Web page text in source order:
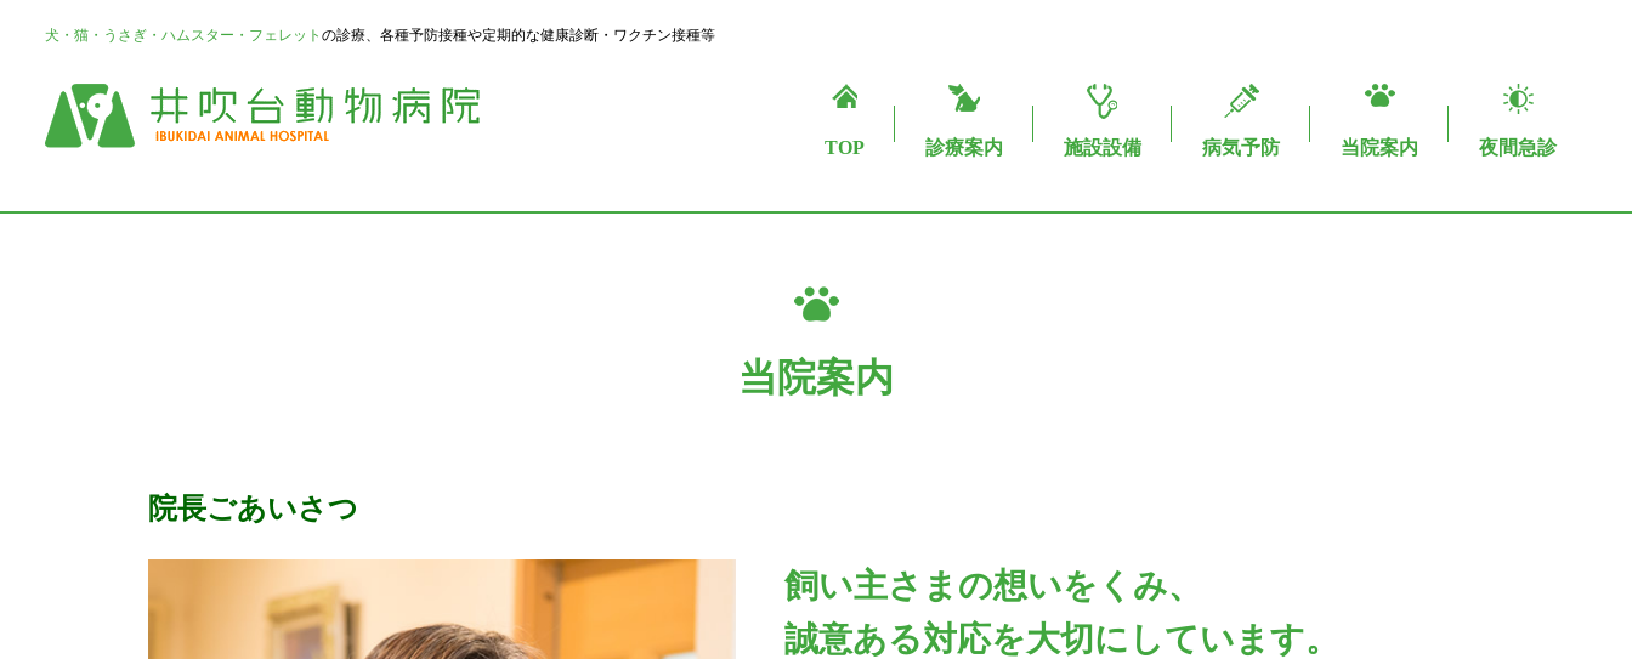
犬・猫・うさぎ・ハムスター・フェレット の診療、各種予防接種や定期的な健康診断・ワクチン接種等
TOP 診療案内 施設設備 病気予防 当院案内 夜間急診
当院案内
院長ごあいさつ
飼い主さまの想いをくみ、
誠意ある対応を大切にしています。